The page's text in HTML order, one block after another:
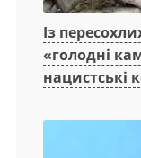
Із
«голодні
нацистські